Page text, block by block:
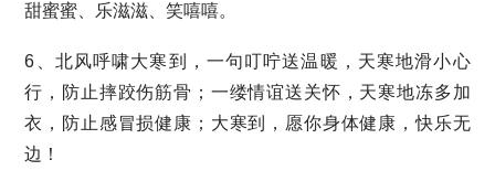
甜蜜蜜、乐滋滋、笑嘻嘻。
6、北风呼啸大寒到，一句叮咛送温暖，天寒地滑小心
行，防止摔跤伤筋骨；一缕情谊送关怀，天寒地冻多加
衣，防止感冒损健康；大寒到，愿你身体健康，快乐无
边！